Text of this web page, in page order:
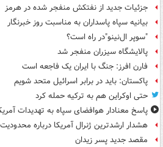
جزئیات جدید از نفتکش منفجر شده در هرمز
بیانیه سپاه پاسداران به مناسبت روز خبرنگار
"سوپر ال‌نینو"در راه است؟
پالایشگاه سیزران منفجر شد
فارن افرز: جنگ با ایران یک فاجعه است
پاکستان: باید در برابر اسرائیل متحد شویم
حتی اوکراین هم به ترکیه حمله کرد
پاسخ معنادار هوافضای سپاه به تهدیدات
هشدار ارشدترین ژنرال آمریکا درباره
مقصد جدید پسر زیدان